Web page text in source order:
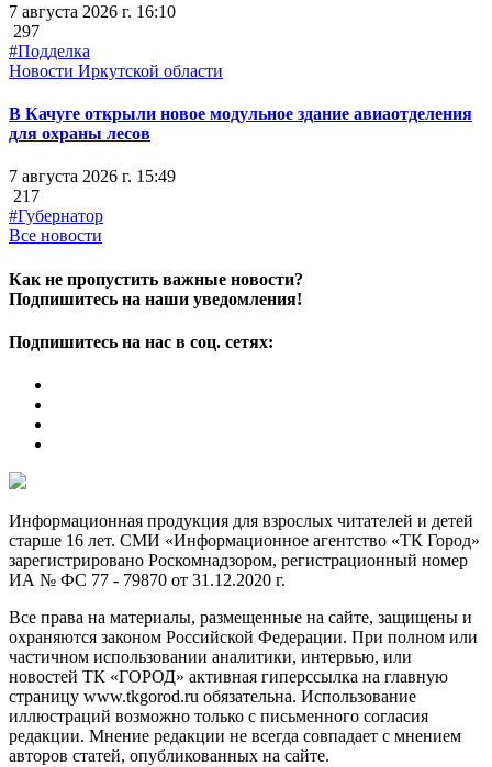
7 августа 2026 г. 16:10
297
#Подделка
Новости Иркутской области
В Качуге открыли новое модульное здание авиаотделения
для охраны лесов
7 августа 2026 г. 15:49
217
#Губернатор
Все новости
Как не пропустить важные новости?
Подпишитесь на наши уведомления!
Подпишитесь на нас в соц. сетях:
Информационная продукция для взрослых читателей и детей
старше 16 лет. СМИ «Информационное агентство «ТК Город»
зарегистрировано Роскомнадзором, регистрационный номер
ИА № ФС 77 - 79870 от 31.12.2020 г.
Все права на материалы, размещенные на сайте, защищены и
охраняются законом Российской Федерации. При полном или
частичном использовании аналитики, интервью, или
новостей ТК «ГОРОД» активная гиперссылка на главную
страницу www.tkgorod.ru обязательна. Использование
иллюстраций возможно только с письменного согласия
редакции. Мнение редакции не всегда совпадает с мнением
авторов статей, опубликованных на сайте.